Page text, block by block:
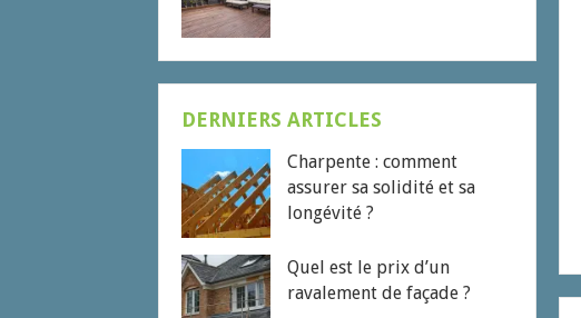
DERNIERS ARTICLES
Charpente : comment
assurer sa solidité et sa
longévité ?
Quel est le prix d’un
ravalement de façade ?